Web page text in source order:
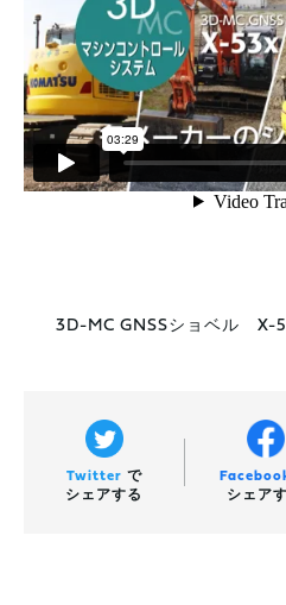
3D-MC GNSSショベル X-
Twitter で
シェアする
シェア